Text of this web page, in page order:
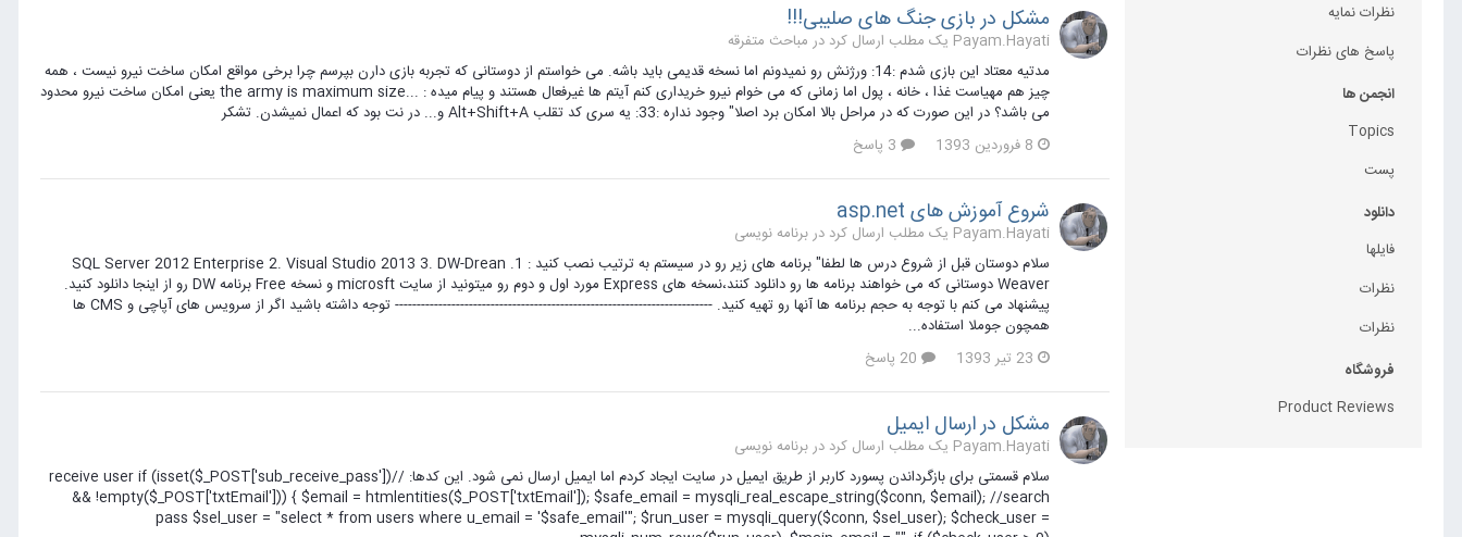
نظرات نمایه
پاسخ های نظرات
انجمن ها
Topics
پست
دانلود
فایلها
نظرات
نظرات
فروشگاه
Product Reviews
مشکل در بازی جنگ های صلیبی!!!
Payam.Hayati یک مطلب ارسال کرد در
مباحث متفرقه
مدتیه معتاد این بازی شدم :14: ورژنش رو نمیدونم اما نسخه قدیمی باید باشه. می خواستم از دوستانی که تجربه بازی دارن بپرسم چرا برخی مواقع امکان ساخت نیرو نیست ، همه
چیز هم مهیاست غذا ، خانه ، پول اما زمانی که می خوام نیرو خریداری کنم آیتم ها غیرفعال هستند و پیام میده : ...the army is maximum size یعنی امکان ساخت نیرو محدود
می باشد؟ در این صورت که در مراحل بالا امکان برد اصلا" وجود نداره :33: یه سری کد تقلب Alt+Shift+A و... در نت بود که اعمال نمیشدن. تشکر
8 فروردین 1393
شروع آموزش های asp.net
Payam.Hayati یک مطلب ارسال کرد در
برنامه نویسی
سلام دوستان قبل از شروع درس ها لطفا" برنامه های زیر رو در سیستم به ترتیب نصب کنید : 1. SQL Server 2012 Enterprise 2. Visual Studio 2013 3. DW-Drean
Weaver دوستانی که می خواهند برنامه ها رو دانلود کنند،نسخه های Express مورد اول و دوم رو میتونید از سایت microsft و نسخه Free برنامه DW رو از اینجا دانلود کنید.
پیشنهاد می کنم با توجه به حجم برنامه ها آنها رو تهیه کنید. ------------------------------------------------------------------------- توجه داشته باشید اگر از سرویس های آپاچی و CMS ها
همچون جوملا استفاده...
23 تیر 1393
مشکل در ارسال ایمیل
Payam.Hayati یک مطلب ارسال کرد در
برنامه نویسی
سلام قسمتی برای بازگرداندن پسورد کاربر از طریق ایمیل در سایت ایجاد کردم اما ایمیل ارسال نمی شود. این کدها: //receive user if (isset($_POST['sub_receive_pass'])
&& !empty($_POST['txtEmail'])) { $email = htmlentities($_POST['txtEmail']); $safe_email = mysqli_real_escape_string($conn, $email); //search
pass $sel_user = "select * from users where u_email = '$safe_email'"; $run_user = mysqli_query($conn, $sel_user); $check_user =